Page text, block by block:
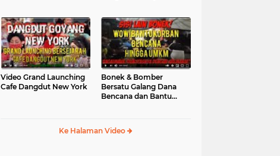
Video Grand Launching
Cafe Dangdut New York
Bonek & Bomber
Bersatu Galang Dana
Bencana dan Bantu
Ke Halaman Video